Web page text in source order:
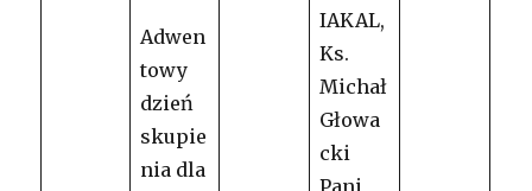
Adwen
towy
dzień
skupie
nia dla
IAKAL,
Ks.
Michał
Głowa
cki
Pani